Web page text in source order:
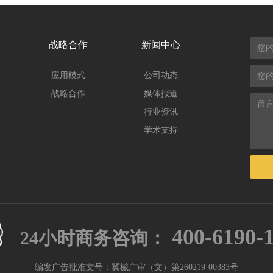
战略合作
应用模式
战略合作
新闻中心
公司动态
媒体报道
行业资讯
学术支持
24小时商务咨询： 400-6190-
编发广告批准文号：冀械广审（文）第260219-00383号